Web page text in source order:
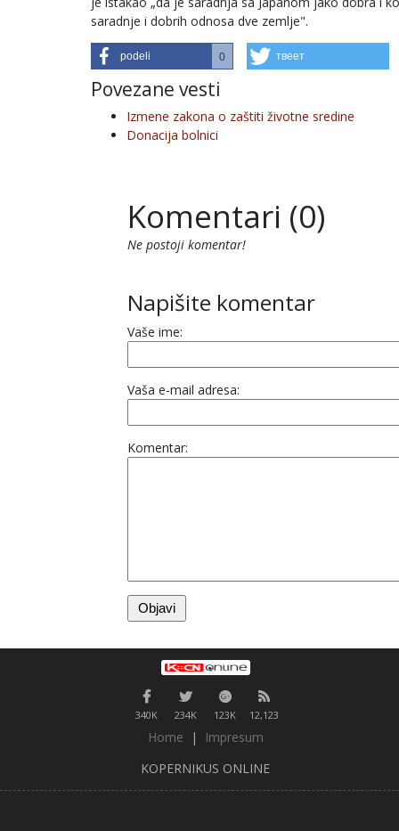
saradnje i dobrih odnosa dve zemlje".
podeli 0 твеет
Povezane vesti
Izmene zakona o zaštiti životne sredine
Donacija bolnici
Komentari (0)
Ne postoji komentar!
Napišite komentar
Vaše ime:
Vaša e-mail adresa:
Komentar:
340K 234K 123K 12,123
Home |
Impresum
KOPERNIKUS ONLINE